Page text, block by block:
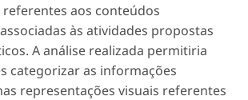
aos conteúdos
às atividades propostas
A análise realizada permitiria
categorizar as informações
representações visuais referentes